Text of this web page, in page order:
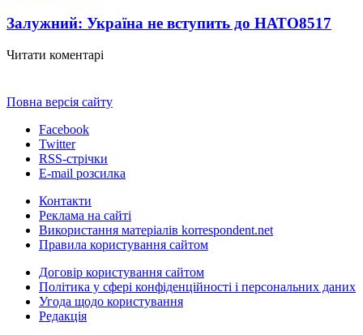
Залужний: Україна не вступить до НАТО8517
Читати коментарі
Повна версія сайту
Facebook
Twitter
RSS-стрічки
E-mail розсилка
Контакти
Реклама на сайті
Використання матеріалів korrespondent.net
Правила користування сайтом
Договір користування сайтом
Політика у сфері конфіденційності і персональних даних
Угода щодо користування
Редакція